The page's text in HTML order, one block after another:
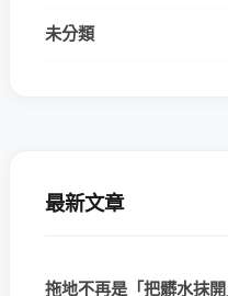
未分類
最新文章
拖地不再是「把髒水抹